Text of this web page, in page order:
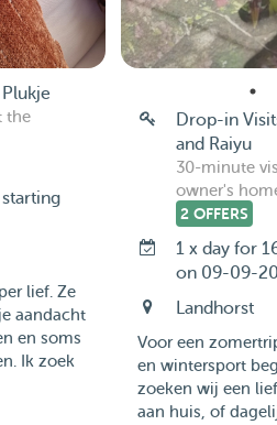
the
lief. Ze
aandacht
en soms
Ik zoek
Drop-in
and Raiyu
30-minute
owner's
2 OFFERS
1 x day for
on 09-09-
Landhorst
Voor een
en wintersport
zoeken wij een
aan huis, of